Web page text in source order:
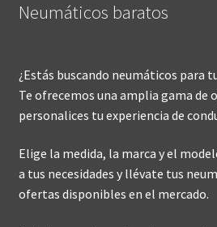
Neumáticos baratos
¿Estás buscando neumáticos para
Te ofrecemos una amplia gama de
personalices tu experiencia de
Elige la medida, la marca y el
a tus necesidades y llévate tus
ofertas disponibles en el mercado.